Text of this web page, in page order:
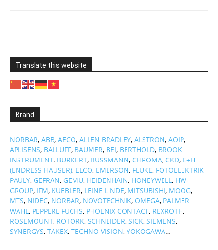
Translate this website
Brand
NORBAR, ABB, AECO, ALLEN BRADLEY, ALSTRON, AOIP,
APLISENS, BALLUFF, BAUMER, BEI, BERTHOLD, BROOK
INSTRUMENT, BURKERT, BUSSMANN, CHROMA, CKD, E+H
(ENDRESS HAUSER), ELCO, EMERSON, FLUKE, FOTOELEKTRIK
PAULY, GEFRAN, GEMU, HEIDENHAIN, HONEYWELL, HW-
GROUP, IFM, KUEBLER, LEINE LINDE, MITSUBISHI, MOOG,
MTS, NIDEC, NORBAR, NOVOTECHNIK, OMEGA, PALMER
WAHL, PEPPERL FUCHS, PHOENIX CONTACT, REXROTH,
ROSEMOUNT, ROTORK, SCHNEIDER, SICK, SIEMENS,
SYNERGYS, TAKEX, TECHNO VISION, YOKOGAWA…